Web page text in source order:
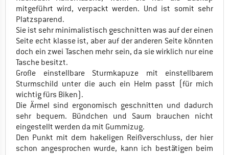
mitgeführt wird, verpackt werden. Und ist somit sehr
Platzsparend.
Sie ist sehr minimalistisch geschnitten was auf der einen
Seite echt klasse ist, aber auf der anderen Seite könnten
doch ein zwei Taschen mehr sein, da sie wirklich nur eine
Tasche besitzt.
Große einstellbare Sturmkapuze mit einstellbarem
Sturmschild unter die auch ein Helm passt (für mich
wichtig fürs Biken).
Die Ärmel sind ergonomisch geschnitten und dadurch
sehr bequem. Bündchen und Saum brauchen nicht
eingestellt werden da mit Gummizug.
Den Punkt mit dem hakeligen Reißverschluss, der hier
schon angesprochen wurde, kann ich bestätigen beim